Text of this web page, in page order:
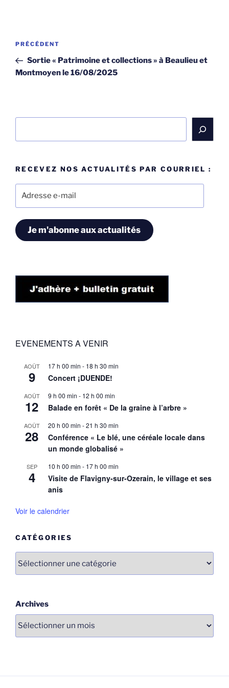
Navigation
l’article
Article
précédent
PRÉCÉDENT
Sortie « Patrimoine et collections » à Beaulieu et
Montmoyen le 16/08/2025
RECEVEZ NOS ACTUALITÉS PAR COURRIEL :
Je m'abonne aux actualités
EVENEMENTS A VENIR
AOÛT
9
17 h 00 min - 18 h 30 min
Concert ¡DUENDE!
AOÛT
12
9 h 00 min - 12 h 00 min
Balade en forêt « De la graine à l’arbre »
AOÛT
28
20 h 00 min -21 h 30 min
Conférence « Le blé, une céréale locale dans
un monde globalisé »
SEP
4
10 h 00 min - 17 h 00 min
Visite de Flavigny-sur-Ozerain, le village et ses
anis
Voir le calendrier
CATÉGORIES
Archives